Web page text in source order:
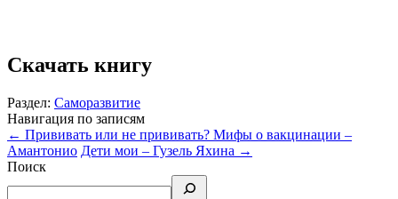
Скачать книгу
Раздел: Саморазвитие
Навигация по записям
← Прививать или не прививать? Мифы о вакцинации –
Амантонио Дети мои – Гузель Яхина →
Поиск